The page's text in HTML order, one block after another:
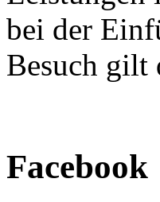
bei der
Besuch gilt
Facebook